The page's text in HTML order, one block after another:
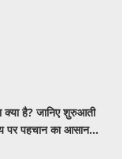
क्या है? जानिए शुरुआती
पहचान का आसान